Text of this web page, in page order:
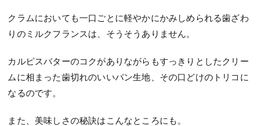
クラムにおいても一口ごとに軽やかにかみしめられる歯ざわ
りのミルクフランスは、そうそうありません。
カルピスバターのコクがありながらもすっきりとしたクリー
ムに相まった歯切れのいいパン生地、その口どけのトリコに
なるのです。
また、美味しさの秘訣はこんなところにも。